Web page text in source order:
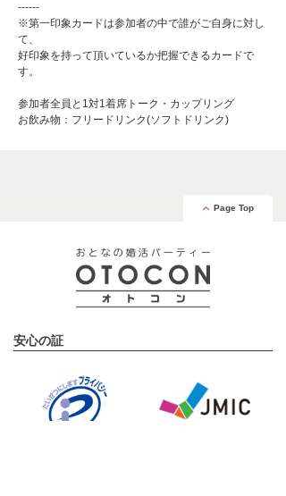
------
※第一印象カードは参加者の中で誰がご自身に対し
て、
好印象を持って頂いているか把握できるカードで
す。
参加者全員と1対1着席トーク・カップリング
お飲み物：フリードリンク(ソフトドリンク)
Page Top
安心の証